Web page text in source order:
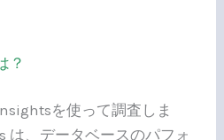
？
を使って調査しま
、データベースのパフォ